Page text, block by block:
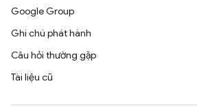
Google Group
Ghi chú phát hành
Câu hỏi thường gặp
Tài liệu cũ